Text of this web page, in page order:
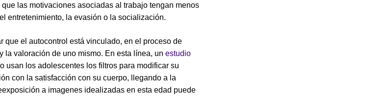
las motivaciones asociadas al trabajo tengan menos
entretenimiento, la evasión o la socialización.
que el autocontrol está vinculado, en el proceso de
la valoración de uno mismo. En esta línea, un estudio
usan los adolescentes los filtros para modificar su
con la satisfacción con su cuerpo, llegando a la
a imagenes idealizadas en esta edad puede